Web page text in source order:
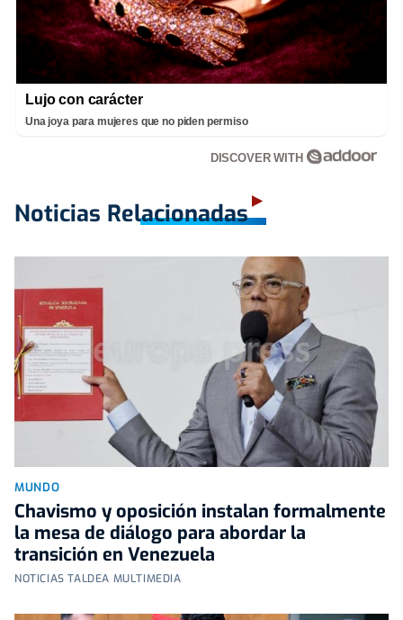
Lujo con carácter
Una joya para mujeres que no piden permiso
DISCOVER WITH
Noticias Relacionadas
MUNDO
Chavismo y oposición instalan formalmente
la mesa de diálogo para abordar la
transición en Venezuela
NOTICIAS TALDEA MULTIMEDIA